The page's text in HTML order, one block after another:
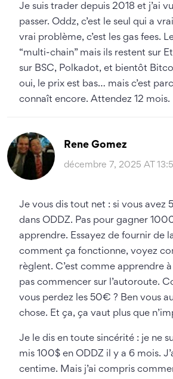
Je suis trader depuis 2018 et j’ai
passer. Oddz, c’est le seul qui a
vrai problème, c’est les gas fees.
“multi-chain” mais ils restent sur
sur BSC, Polkadot, et bientôt
oui, le prix est bas… mais c’est
connaît encore. Attendez 12 mois.
Rene Gomez
décembre 7, 2025 AT
Je vous dis tout net : si vous
dans ODDZ. Pas pour gagner
apprendre. Essayez de fournir de
comment ça fonctionne, voyez
règlent. C’est comme apprendre
pas commencer sur l’autoroute.
vous perdez les 50€ ? Ben vous
chose. Et ça, ça vaut plus que
Je le dis en toute sincérité : je ne
mis 100$ en ODDZ il y a 6 mois.
centime. Mais j’ai compris